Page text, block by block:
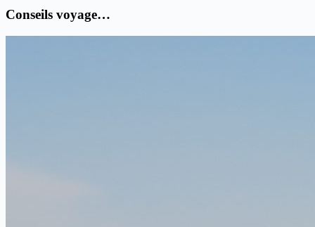
Conseils voyage…